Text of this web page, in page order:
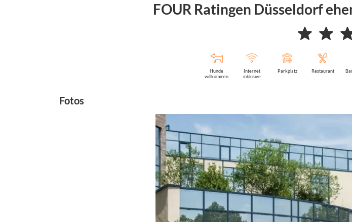
FOUR Ratingen Düsseldorf
Hunde
willkommen
Internet
inklusive
Parkplatz Restaurant
Fotos